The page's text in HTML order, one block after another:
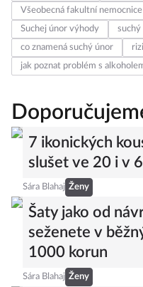
Všeobecná fakultní
Suchej únor výhody
suchý
co znamená suchý únor
jak poznat problém s
7 ikonických
slušet ve 20 i v
Sára Blahaj Ženy
Šaty jako od
seženete v
1000 korun
Sára Blahaj Ženy